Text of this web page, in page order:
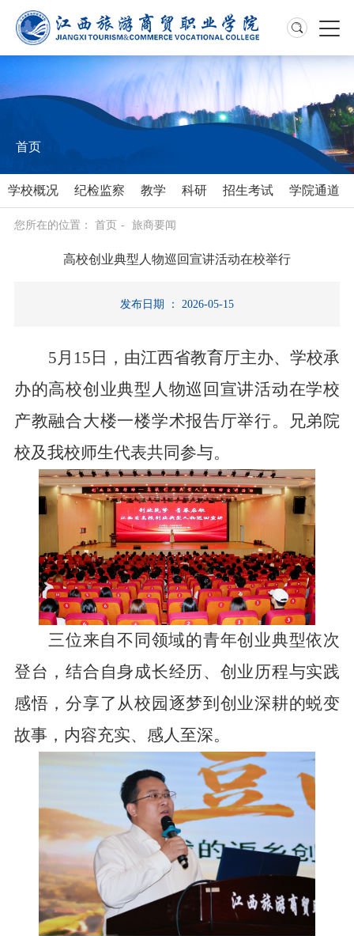
首页
学校概况 纪检监察 教学 科研 招生考试 学院通道
您所在的位置： 首页 - 旅商要闻
高校创业典型人物巡回宣讲活动在校举行
发布日期 ： 2026-05-15
5月15日，由江西省教育厅主办、学校承
办的高校创业典型人物巡回宣讲活动在学校
产教融合大楼一楼学术报告厅举行。兄弟院
校及我校师生代表共同参与。
三位来自不同领域的青年创业典型依次
登台，结合自身成长经历、创业历程与实践
感悟，分享了从校园逐梦到创业深耕的蜕变
故事，内容充实、感人至深。